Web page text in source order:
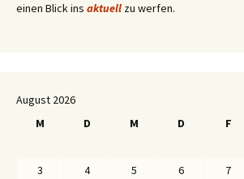
einen Blick ins aktuell zu werfen.
August 2026
M
D M D F
3
4 5 6 7